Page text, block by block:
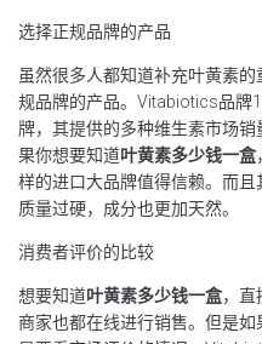
选择正规品牌的产品
虽然很多人都知道补充叶黄素
规品牌的产品。Vitabiotics品牌
牌，其提供的多种维生素市场
果你想要知道叶黄素多少钱一盒
样的进口大品牌值得信赖。而且
质量过硬，成分也更加天然。
消费者评价的比较
想要知道叶黄素多少钱一盒，直
商家也都在线进行销售。但是